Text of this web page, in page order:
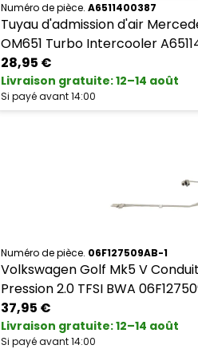
Numéro de pièce. A6511400387
Tuyau d'admission d'air
OM651 Turbo Intercooler
28,95 €
Livraison gratuite:12–14 août
Si payé avant 14:00
Numéro de pièce. 06F127509AB-1
Volkswagen Golf Mk5 V
Pression 2.0 TFSI BWA
37,95 €
Livraison gratuite:12–14 août
Si payé avant 14:00